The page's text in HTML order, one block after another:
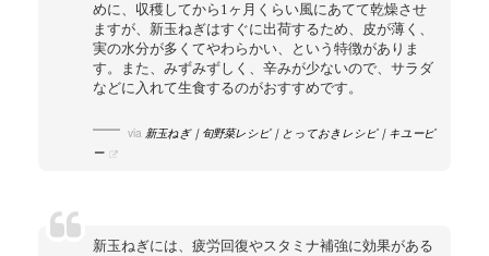
めに、収穫してから1ヶ月くらい風にあてて乾燥させ
ますが、新玉ねぎはすぐに出荷するため、皮が薄く、
実の水分が多くてやわらかい、という特徴がありま
す。また、みずみずしく、辛みが少ないので、サラダ
などに入れて生食するのがおすすめです。
via 新玉ねぎ｜旬野菜レシピ｜とっておきレシピ｜キユーピ
ー
新玉ねぎには、疲労回復やスタミナ補強に効果がある